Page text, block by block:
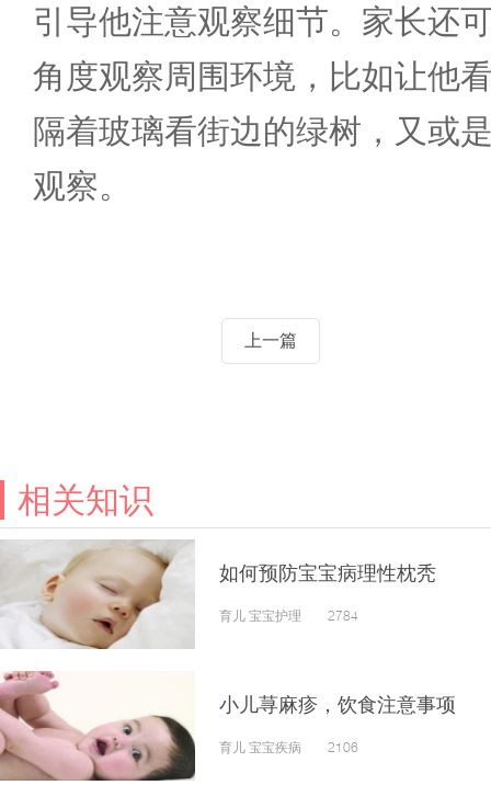
引导他注意观察细节。家长还
角度观察周围环境，比如让他
隔着玻璃看街边的绿树，又或
观察。
上一篇
相关知识
如何预防宝宝病理性枕秃
育儿 宝宝护理 2784
小儿荨麻疹，饮食注意事项
育儿 宝宝疾病 2106